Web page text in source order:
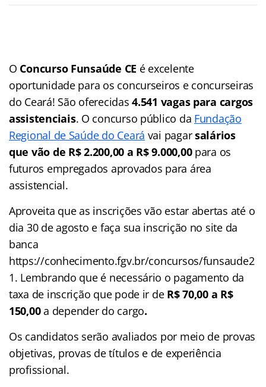
O Concurso Funsaúde CE é excelente
oportunidade para os concurseiros e concurseiras
do Ceará! São oferecidas4.541 vagas para cargos
assistenciais. O concurso público da Fundação
Regional de Saúde do Ceará vai pagarsalários
que vão de R$ 2.200,00 a R$ 9.000,00para os
futuros empregados aprovados para área
assistencial.
Aproveita que as inscrições vão estar abertas até o
dia 30 de agosto e faça sua inscrição no site da
banca
https://conhecimento.fgv.br/concursos/funsaude2
1. Lembrando que é necessário o pagamento da
taxa de inscrição que pode ir de R$ 70,00 a R$
150,00a depender do cargo.
Os candidatos serão avaliados por meio de provas
objetivas, provas de títulos e de experiência
profissional.